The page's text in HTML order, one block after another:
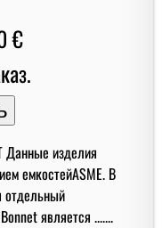
€
Данные изделия
емкостейASME. В
отдельный
является .......